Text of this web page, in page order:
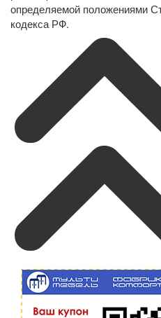
определяемой положениями
кодекса РФ.